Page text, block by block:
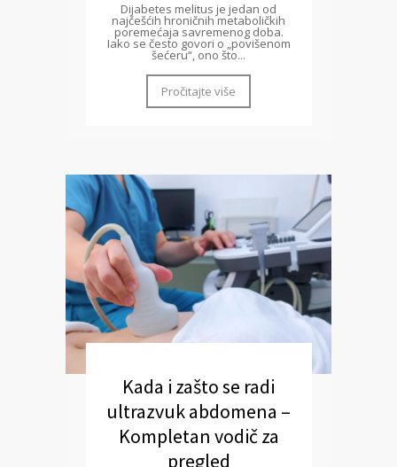
Dijabetes melitus je jedan od
najčešćih hroničnih metaboličkih
poremećaja savremenog doba.
Iako se često govori o „povišenom
šećeru“, ono što...
Pročitajte više
Kada i zašto se radi
ultrazvuk abdomena –
Kompletan vodič za
pregled